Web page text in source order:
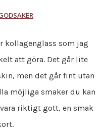
kollagenglass som jag
att göra. Det går lite
men det går fint utan
möjliga smaker du kan
riktigt gott, en smak